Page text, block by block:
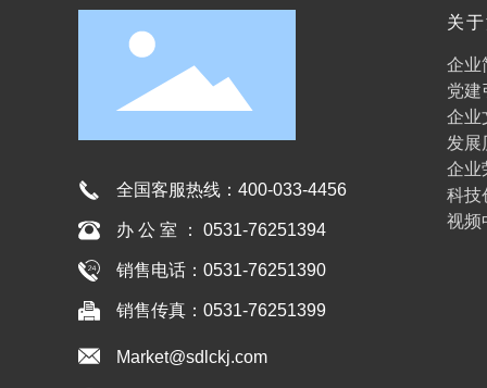
全国客服热线： 400-033-4456
办 公 室 ： 0531-76251394
销售电话：0531-76251390
销售传真：0531-76251399
Market@sdlckj.com
关
企业
党建
企业
发展
企业
科技
视频